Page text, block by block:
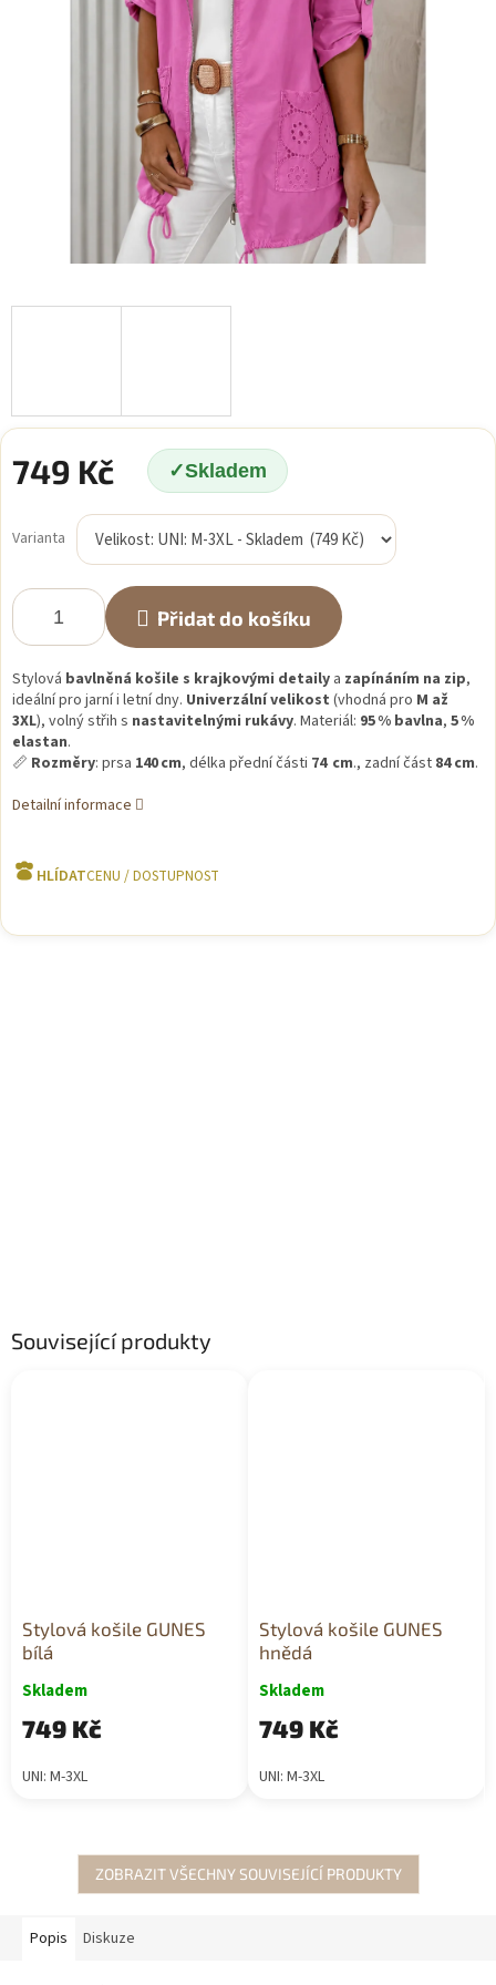
749 Kč Skladem
cena:
Varianta
Přidat do košíku
Stylová bavlněná košile s krajkovými detaily a zapínáním na zip,
ideální pro jarní i letní dny. Univerzální velikost (vhodná pro M až
3XL), volný střih s nastavitelnými rukávy. Materiál: 95 % bavlna, 5 %
elastan.
📏 Rozměry: prsa 140 cm, délka přední části 74 cm., zadní část 84 cm.
Detailní informace
HLÍDAT
Související produkty
Stylová košile GUNES
bílá
Skladem
749 Kč
UNI: M-3XL
Stylová košile GUNES
hnědá
Skladem
749 Kč
UNI: M-3XL
ZOBRAZIT VŠECHNY SOUVISEJÍCÍ PRODUKTY
Popis Diskuze